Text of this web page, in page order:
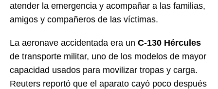
atender la emergencia y acompañar a las familias,
amigos y compañeros de las víctimas.
La aeronave accidentada era un C-130 Hércules
de transporte militar, uno de los modelos de mayor
capacidad usados para movilizar tropas y carga.
Reuters reportó que el aparato cayó poco después